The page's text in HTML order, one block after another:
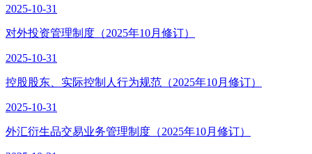
2025-10-31
对外投资管理制度（2025年10月修订）
2025-10-31
控股股东、实际控制人行为规范（2025年10月修订）
2025-10-31
外汇衍生品交易业务管理制度（2025年10月修订）